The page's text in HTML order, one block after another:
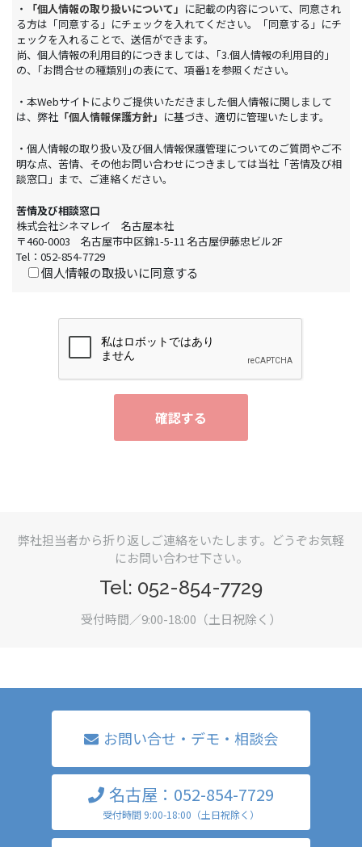
・ 「個人情報の取り扱いについて」 に記載の内容について、同意され
る方は「同意する」にチェックを入れてください。「同意する」にチ
ェックを入れることで、送信ができます。
尚、個人情報の利用目的につきましては、｢3.個人情報の利用目的｣
の、｢お問合せの種類別｣の表にて、項番1を参照ください。
・本Webサイトによりご提供いただきました個人情報に関しまして
は、弊社「個人情報保護方針」 に基づき、適切に管理いたします。
・個人情報の取り扱い及び個人情報保護管理についてのご質問やご不
明な点、苦情、その他お問い合わせにつきましては当社「苦情及び相
談窓口」まで、ご連絡ください。
苦情及び相談窓口
株式会社シネマレイ 名古屋本社
〒460-0003 名古屋市中区錦1-5-11 名古屋伊藤忠ビル2F
Tel：052-854-7729
個人情報の取扱いに同意する
確認する
弊社担当者から折り返しご連絡をいたします。どうぞお気軽
にお問い合わせ下さい。
Tel: 052-854-7729
受付時間／9:00-18:00（土日祝除く）
お問い合せ・デモ・相談会
名古屋：052-854-7729
受付時間 9:00-18:00（土日祝除く）